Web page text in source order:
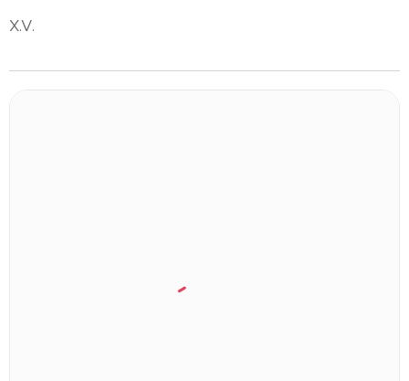
X.V.